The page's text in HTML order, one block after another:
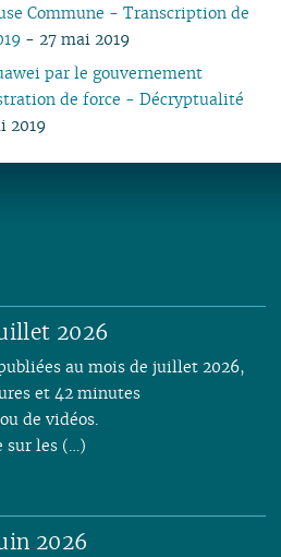
Commune - Transcription de
- 27 mai 2019
par le gouvernement
de force - Décryptualité
2019
2026
au mois de juillet 2026,
et 42 minutes
de vidéos.
sur les (…)
2026